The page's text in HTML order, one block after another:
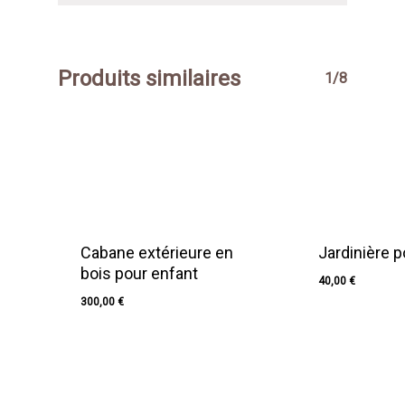
Produits similaires 1/8
Cabane extérieure en
bois pour enfant
300,00 €
Jardinière
40,00 €